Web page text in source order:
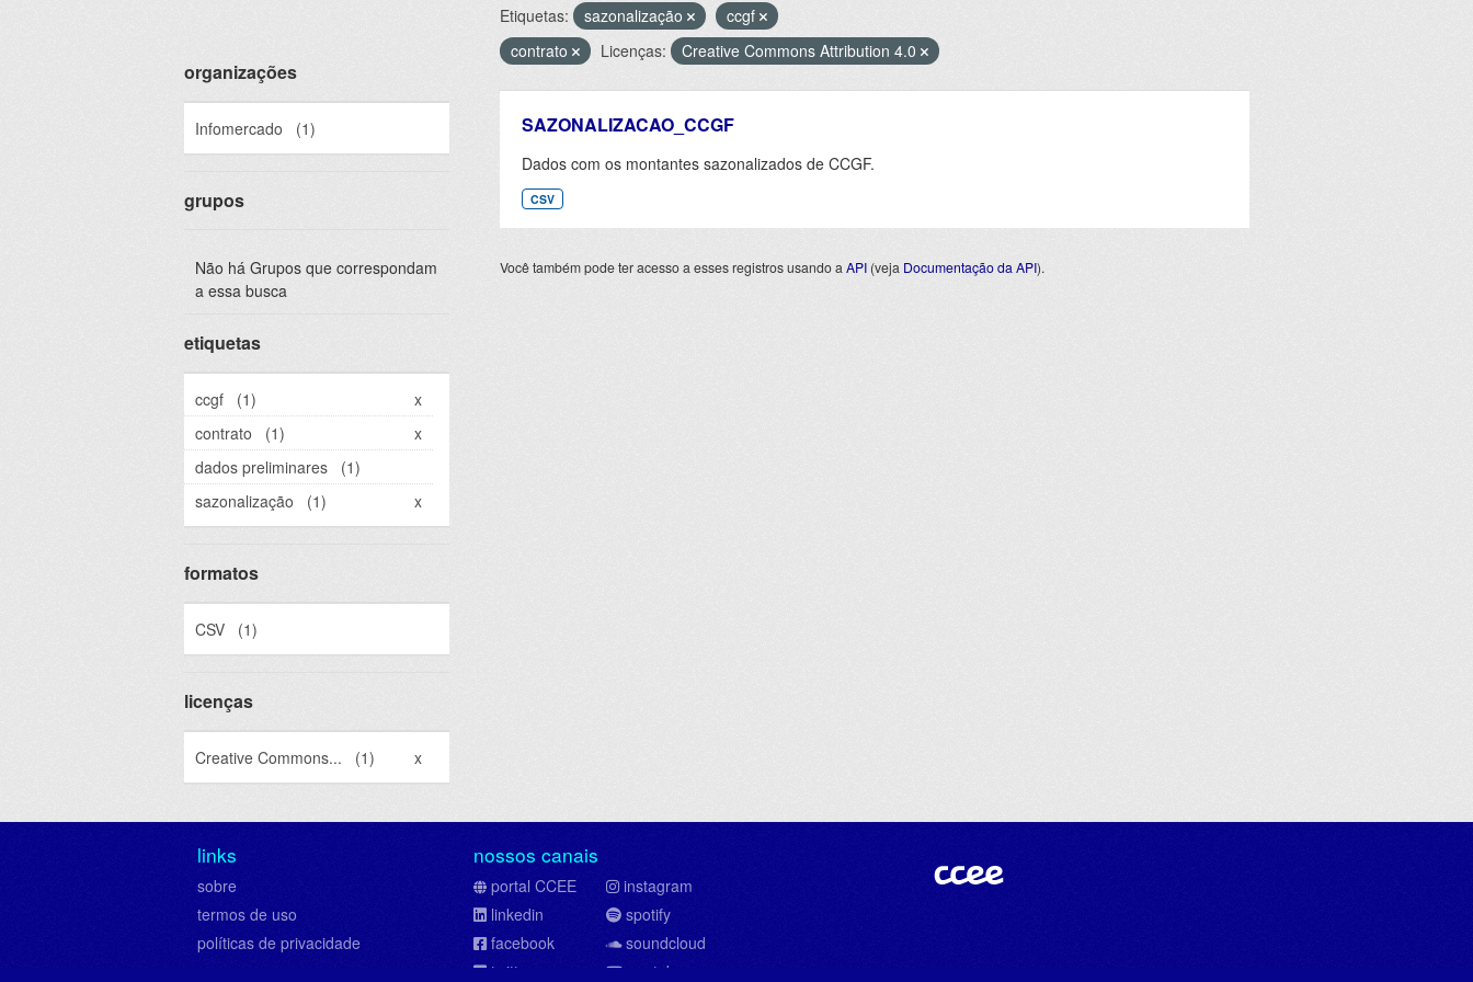
organizações
Infomercado (1)
grupos
Não há Grupos que correspondam
a essa busca
etiquetas
ccgf (1)
x
contrato
(1)
x
dados preliminares
(1)
sazonalização
(1) x
formatos
CSV (1)
licenças
Creative Commons... (1) x
Etiquetas: sazonalização
ccgf
contrato
Licenças: Creative Commons Attribution 4.0
SAZONALIZACAO_CCGF
Dados com os montantes sazonalizados de CCGF.
CSV
Você também pode ter acesso a esses registros usando a API (veja Documentação da API).
links
sobre
termos de uso
políticas de privacidade
nossos canais
portal CCEE
linkedin
facebook
twitter
instagram
spotify
soundcloud
youtube